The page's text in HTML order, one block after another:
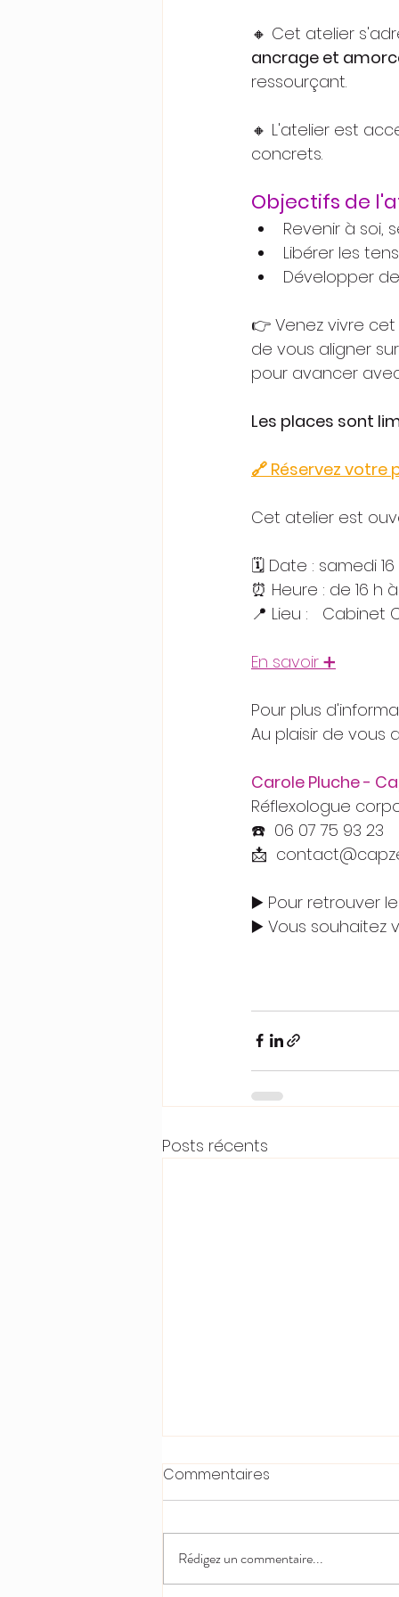
🔸 Cet atelier
ancrage et
ressourçant.
🔸 L'atelier est
concrets.
Objectifs de
Revenir à soi,
Libérer les
Développer
👉 ​​Venez vivre
de vous aligner
pour avancer
Les places sont
🔗 Réservez
Cet atelier est
🗓️ Date : samedi
⏰ Heure : de 16 h à
📍 Lieu :
En savoir ➕
Pour plus
Au plaisir de vous
Carole Pluche -
Réflexologue
☎️ 06 07 75 93 23
📩
▶️ Pour retrouver
▶️ Vous souhaitez
Posts récents
Commentaires
Rédigez un commentaire...